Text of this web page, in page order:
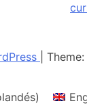
)